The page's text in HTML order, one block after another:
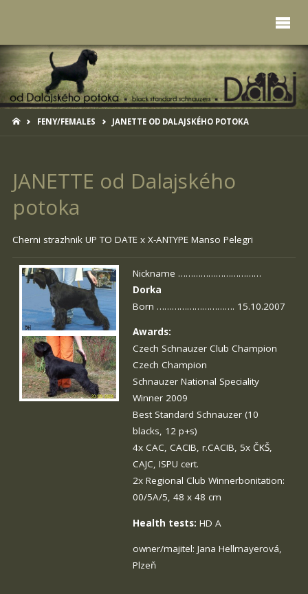
HOMEFENY/FEMALES JANETTE OD DALAJSKÉHO POTOKA
JANETTE od Dalajského
potoka
Cherni strazhnik UP TO DATE x X-ANTYPE Manso Pelegri
Nickname ……………………………
Dorka
Born …………………………. 15.10.2007
Awards:
Czech Schnauzer Club Champion
Czech Champion
Schnauzer National Speciality
Winner 2009
Best Standard Schnauzer (10
blacks, 12 p+s)
4x CAC, CACIB, r.CACIB, 5x ČKŠ,
CAJC, ISPU cert.
2x Regional Club Winnerbonitation:
00/5A/5, 48 x 48 cm
Health tests: HD A
owner/majitel: Jana Hellmayerová,
Plzeň